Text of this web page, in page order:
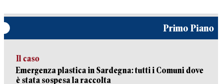
Primo Piano
Il caso
Emergenza plastica in Sardegna: tutti i Comuni dove
è stata sospesa la raccolta